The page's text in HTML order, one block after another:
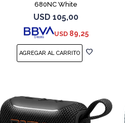
680NC White
USD 105,00
USD 89,25